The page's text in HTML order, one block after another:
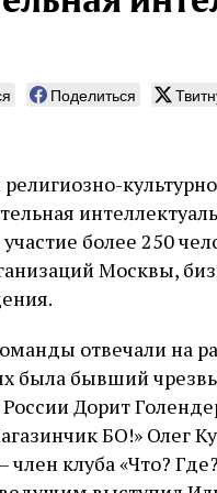
Поделиться
религиозно-
более 250
Москвы,
отвечали на
была бывший
Дорит
БО!» Олег
член клуба «Что?
количество
и узников
без кремационных
обойтись. Cжигая
не только
погибало каждый
с итальянского
2